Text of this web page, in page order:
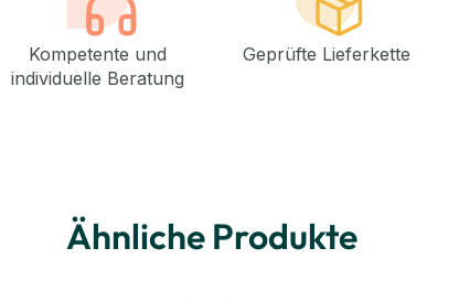
Kompetente und
individuelle Beratung
Geprüfte Lieferkette
Ähnliche Produkte